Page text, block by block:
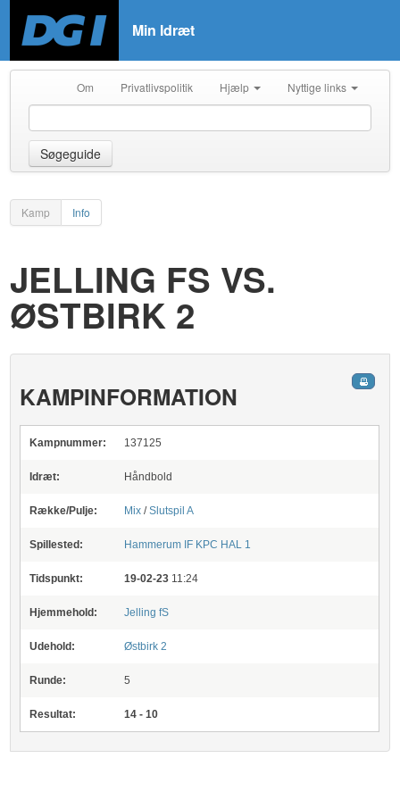
Min Idræt
Om Privatlivspolitik Hjælp Nyttige links
Søgeguide
Kamp Info
JELLING FS VS.
ØSTBIRK 2
KAMPINFORMATION
Kampnummer: 137125
Idræt: Håndbold
Række/Pulje: Mix /Slutspil A
Spillested: Hammerum IF KPC HAL 1
Tidspunkt: 19-02-23 11:24
Hjemmehold: Jelling fS
Udehold: Østbirk 2
Runde: 5
Resultat: 14 - 10